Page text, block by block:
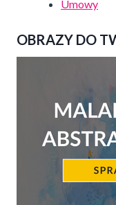
Umowy
OBRAZY DO